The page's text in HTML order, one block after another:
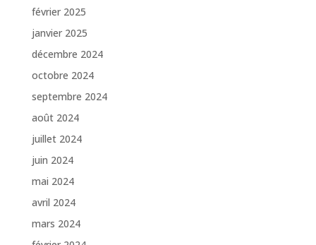
février 2025
janvier 2025
décembre 2024
octobre 2024
septembre 2024
août 2024
juillet 2024
juin 2024
mai 2024
avril 2024
mars 2024